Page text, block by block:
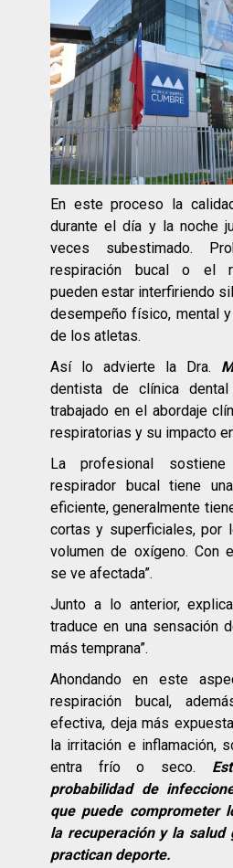
En este proceso la
durante el día y la noche
veces subestimado.
respiración bucal o el
pueden estar interfiriendo
desempeño físico, mental
de los atletas.
Así lo advierte la Dra.
dentista de clínica dental
trabajado en el abordaje
respiratorias y su impacto
La profesional
respirador bucal tiene
eficiente, generalmente
cortas y superficiales, por
volumen de oxígeno. Con
se ve afectada”.
Junto a lo anterior,
traduce en una sensación
más temprana”.
Ahondando en este
respiración bucal,
efectiva, deja más
la irritación e inflamación,
entra frío o seco.
probabilidad de
que puede comprometer
la recuperación y la salud
practican deporte.